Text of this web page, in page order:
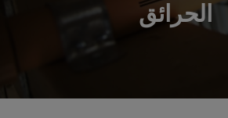
الحرائق